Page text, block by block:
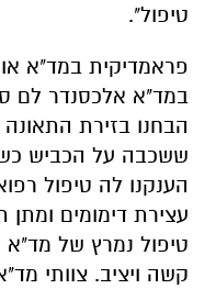
טיפול".
פראמדיקית במד"א
במד"א אלכסנדר לם
הבחנו בזירת
ששכבה על הכביש
הענקנו לה טיפול
עצירת דימומים ומתן
טיפול נמרץ של מד"א
קשה ויציב. צוותי